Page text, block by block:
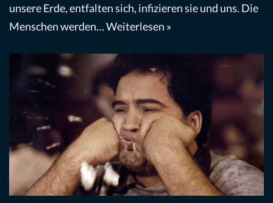
unsere Erde, entfalten sich, infizieren sie und uns. Die
Menschen werden…Weiterlesen »